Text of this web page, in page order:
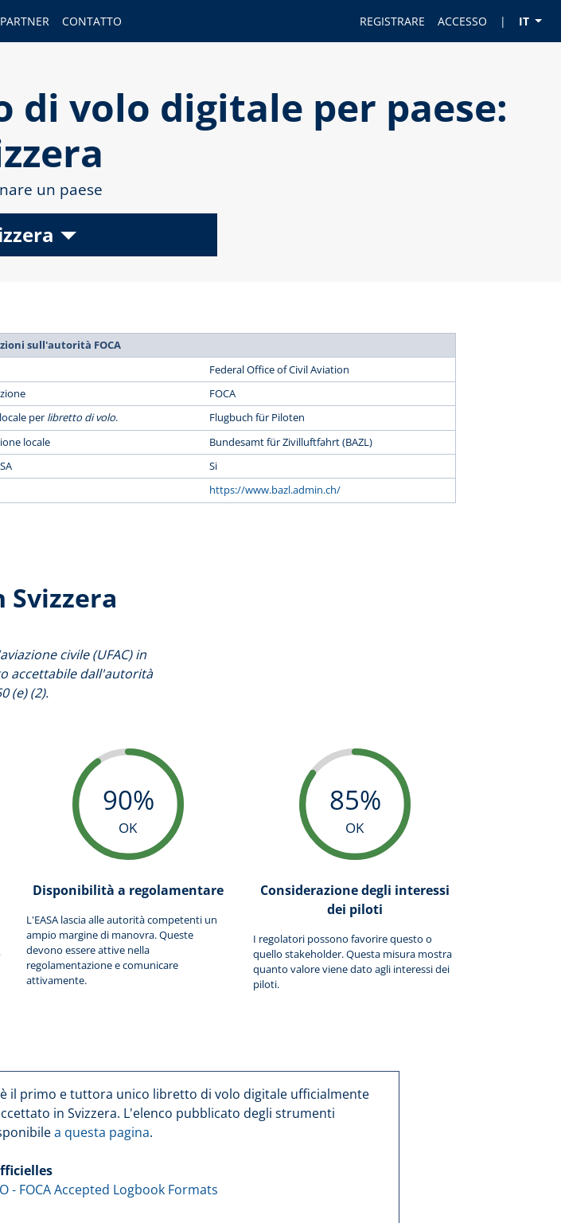
PARTNER CONTATTO REGISTRARE ACCESSO | IT
volo digitale per paese:
un paese
sull'autorità FOCA
Federal Office of Civil Aviation
FOCA
per libretto di volo.
Flugbuch für Piloten
locale
Bundesamt für Zivilluftfahrt (BAZL)
Si
https://www.bazl.admin.ch/
civile (UFAC) in
accettabile dall'autorità
(e) (2).
90%
OK
Disponibilità a regolamentare
L'EASA lascia alle autorità competenti un
ampio margine di manovra. Queste
devono essere attive nella
regolamentazione e comunicare
attivamente.
85%
OK
Considerazione degli interessi
dei piloti
I regolatori possono favorire questo o
quello stakeholder. Questa misura mostra
quanto valore viene dato agli interessi dei
piloti.
il primo e tuttora unico libretto di volo digitale ufficialmente
in Svizzera. L'elenco pubblicato degli strumenti
a questa pagina.
- FOCA Accepted Logbook Formats